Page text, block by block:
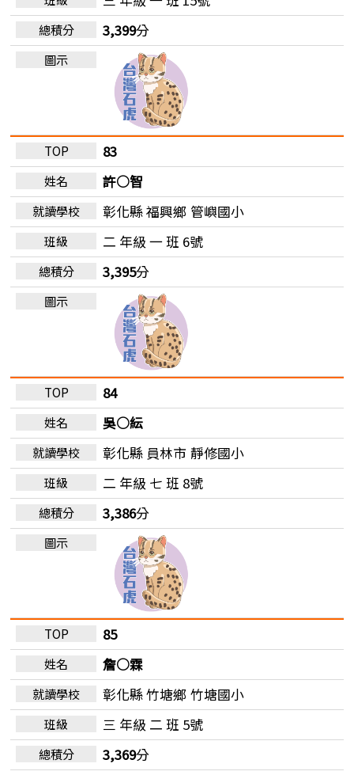
3,399分
83
許○智
彰化縣 福興鄉 管嶼國小
二 年級 一 班 6號
3,395分
84
吳○紜
彰化縣 員林市 靜修國小
二 年級 七 班 8號
3,386分
85
詹○霖
彰化縣 竹塘鄉 竹塘國小
三 年級 二 班 5號
3,369分